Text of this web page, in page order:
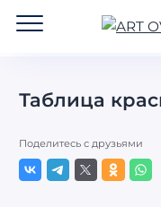
Таблица
Поделитесь с друзьями